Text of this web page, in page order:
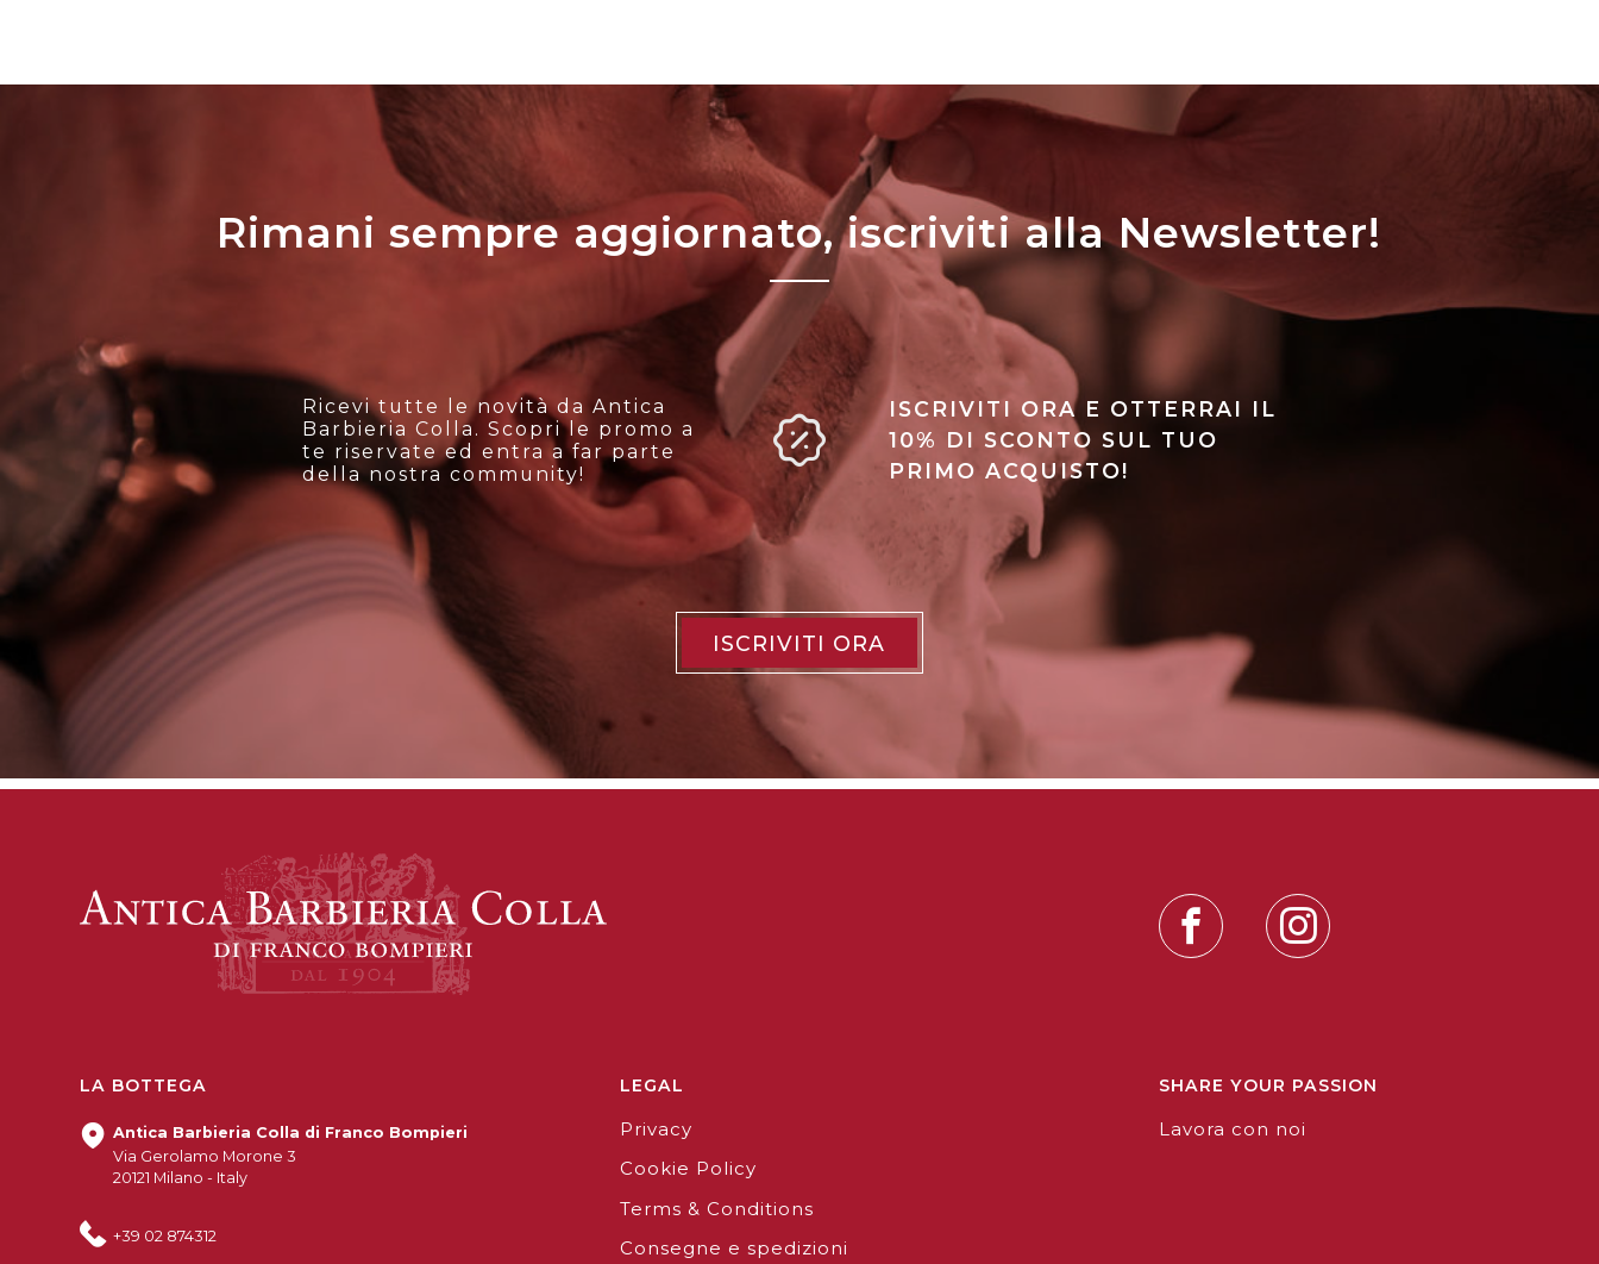
Rimani sempre aggiornato, iscriviti alla Newsletter!
Ricevi tutte le novità da Antica
Barbieria Colla. Scopri le promo a
te riservate ed entra a far parte
della nostra community!
ISCRIVITI ORA E OTTERRAI IL
10% DI SCONTO SUL TUO
PRIMO ACQUISTO!
ISCRIVITI ORA
LA BOTTEGA
Antica Barbieria Colla di Franco Bompieri
Via Gerolamo Morone 3
20121 Milano - Italy
+39 02 874312
LEGAL
Privacy
Cookie Policy
Terms & Conditions
Consegne e spedizioni
SHARE YOUR PASSION
Lavora con noi